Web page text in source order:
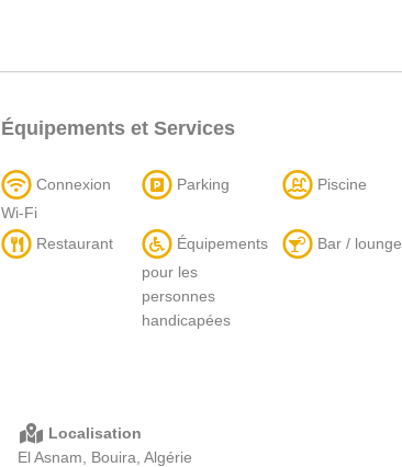
Équipements et Services
Connexion
Wi-Fi
Parking Piscine
Restaurant
Équipements
pour les
personnes
handicapées
Bar / lounge
Localisation
El Asnam, Bouira, Algérie